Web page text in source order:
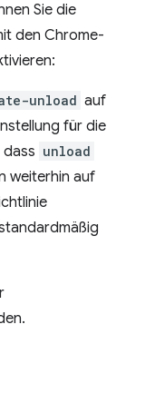
Sie die
den Chrome-
unload auf
für die
unload
weiterhin auf